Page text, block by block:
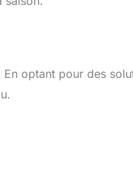
optant pour des